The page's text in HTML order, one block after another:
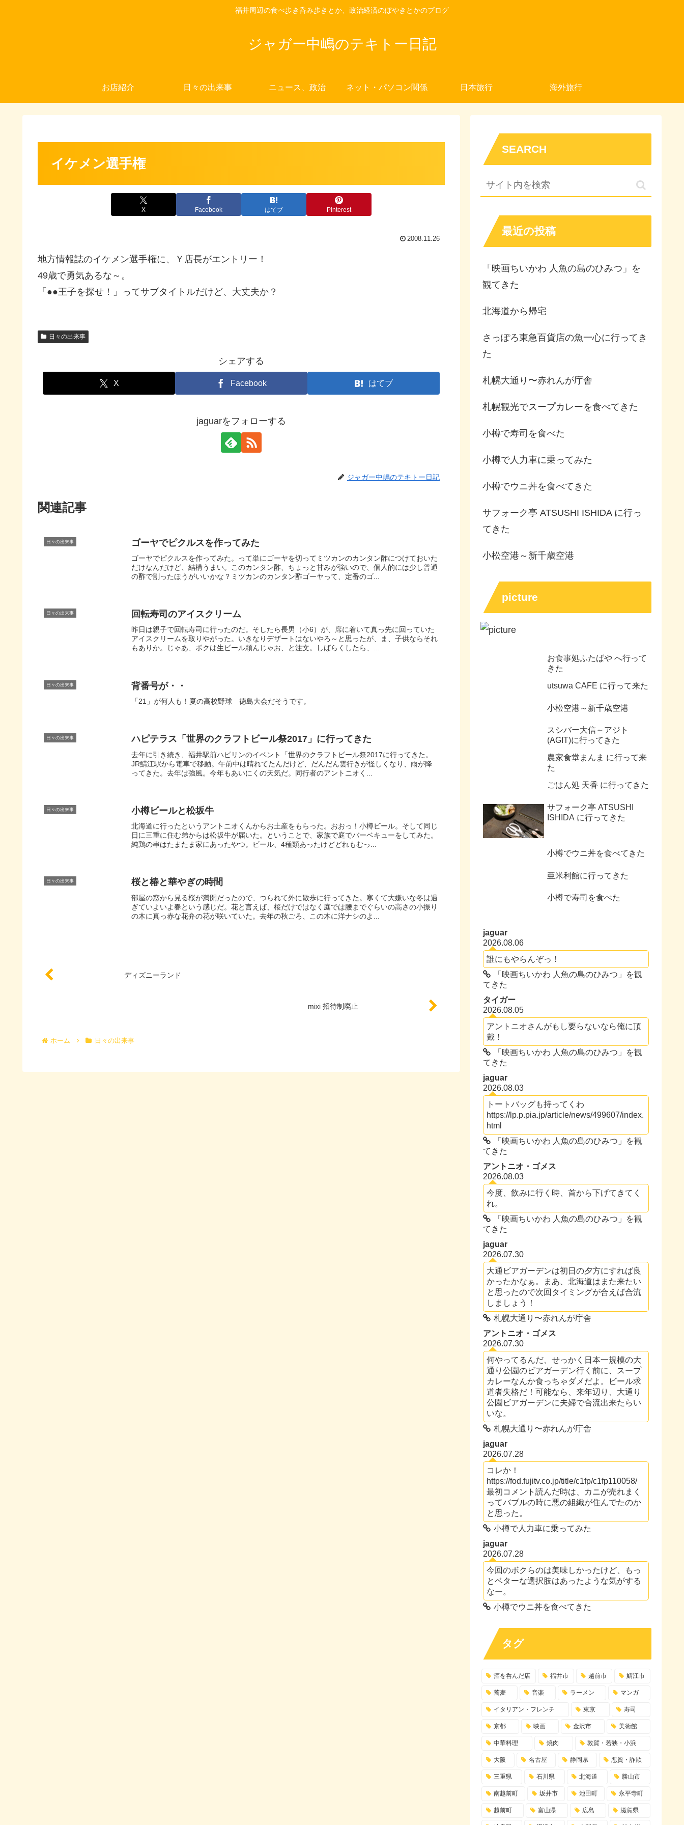
福井周辺の食べ歩き呑み歩きとか、政治経済のぼやきとかのブログ
ジャガー中嶋のテキトー日記
お店紹介 日々の出来事 ニュース、政治 ネット・パソコン関係 日本旅行 海外旅行
イケメン選手権
X Facebook はてブ Pinterest
2008.11.26
地方情報誌のイケメン選手権に、Ｙ店長がエントリー！
49歳で勇気あるな～。
「●●王子を探せ！」ってサブタイトルだけど、大丈夫か？
日々の出来事
シェアする
X Facebook はてブ
jaguarをフォローする
ジャガー中嶋のテキトー日記
関連記事
日々の出来事 ゴーヤでピクルスを作ってみた
ゴーヤでピクルスを作ってみた。って単にゴーヤを切ってミツカンのカンタン酢につけておいた
だけなんだけど、結構うまい。このカンタン酢、ちょっと甘みが強いので、個人的には少し普通
の酢で割ったほうがいいかな？ミツカンのカンタン酢ゴーヤって、定番のゴ...
日々の出来事 回転寿司のアイスクリーム
昨日は親子で回転寿司に行ったのだ。そしたら長男（小6）が、席に着いて真っ先に回っていた
アイスクリームを取りやがった。いきなりデザートはないやろ～と思ったが、ま、子供ならそれ
もありか。じゃあ、ボクは生ビール頼んじゃお、と注文。しばらくしたら、...
日々の出来事 背番号が・・
「21」が何人も！夏の高校野球 徳島大会だそうです。
日々の出来事 ハピテラス「世界のクラフトビール祭2017」に行ってきた
去年に引き続き、福井駅前ハピリンのイベント「世界のクラフトビール祭2017に行ってきた。
JR鯖江駅から電車で移動。午前中は晴れてたんだけど、だんだん雲行きが怪しくなり、雨が降
ってきた。去年は強風。今年もあいにくの天気だ。同行者のアントニオく...
日々の出来事 小樽ビールと松坂牛
北海道に行ったというアントニオくんからお土産をもらった。おおっ！小樽ビール。そして同じ
日に三重に住む弟からは松坂牛が届いた。ということで、家族で庭でバーベキューをしてみた。
純鶏の串はたまたま家にあったやつ。ビール、4種類あったけどどれもむっ...
日々の出来事 桜と椿と華やぎの時間
部屋の窓から見る桜が満開だったので、つられて外に散歩に行ってきた。寒くて大嫌いな冬は過
ぎていよいよ春という感じだ。花と言えば、桜だけではなく庭では腰までぐらいの高さの小振り
の木に真っ赤な花弁の花が咲いていた。去年の秋ごろ、この木に洋ナシのよ...
ディズニーランド
mixi 招待制廃止
ホーム 日々の出来事
SEARCH
最近の投稿
「映画ちいかわ 人魚の島のひみつ」を
観てきた
北海道から帰宅
さっぽろ東急百貨店の魚一心に行ってき
た
札幌大通り〜赤れんが庁舎
札幌観光でスープカレーを食べてきた
小樽で寿司を食べた
小樽で人力車に乗ってみた
小樽でウニ丼を食べてきた
サフォーク亭 ATSUSHI ISHIDA に行っ
てきた
小松空港～新千歳空港
picture
お食事処ふたばや へ行って
きた
utsuwa CAFE に行って来た
小松空港～新千歳空港
スシバー大信～アジト
(AGIT)に行ってきた
農家食堂まんま に行って来
た
ごはん処 天香 に行ってきた
サフォーク亭 ATSUSHI
ISHIDA に行ってきた
小樽でウニ丼を食べてきた
亜米利館に行ってきた
小樽で寿司を食べた
jaguar
2026.08.06
誰にもやらんぞっ！
「映画ちいかわ 人魚の島のひみつ」を観
てきた
タイガー
2026.08.05
アントニオさんがもし要らないなら俺に頂
戴！
「映画ちいかわ 人魚の島のひみつ」を観
てきた
jaguar
2026.08.03
トートバッグも持ってくわ
https://lp.p.pia.jp/article/news/499607/index.
html
「映画ちいかわ 人魚の島のひみつ」を観
てきた
アントニオ・ゴメス
2026.08.03
今度、飲みに行く時、首から下げてきてく
れ。
「映画ちいかわ 人魚の島のひみつ」を観
てきた
jaguar
2026.07.30
大通ビアガーデンは初日の夕方にすれば良
かったかなぁ。まあ、北海道はまた来たい
と思ったので次回タイミングが合えば合流
しましょう！
札幌大通り〜赤れんが庁舎
アントニオ・ゴメス
2026.07.30
何やってるんだ、せっかく日本一規模の大
通り公園のビアガーデン行く前に、スープ
カレーなんか食っちゃダメだよ。ビール求
道者失格だ！可能なら、来年辺り、大通り
公園ビアガーデンに夫婦で合流出来たらい
いな。
札幌大通り〜赤れんが庁舎
jaguar
2026.07.28
コレか！
https://fod.fujitv.co.jp/title/c1fp/c1fp110058/
最初コメント読んだ時は、カニが売れまく
ってバブルの時に悪の組織が住んでたのか
と思った。
小樽で人力車に乗ってみた
jaguar
2026.07.28
今回のボクらのは美味しかったけど、もっ
とベターな選択肢はあったような気がする
なー。
小樽でウニ丼を食べてきた
タグ
酒を呑んだ店 福井市 越前市 鯖江市
蕎麦 音楽 ラーメン マンガ
イタリアン・フレンチ 東京 寿司
京都 映画 金沢市 美術館
中華料理 焼肉 敦賀・若狭・小浜
大阪 名古屋 静岡県 悪質・詐欺
三重県 石川県 北海道 勝山市
南越前町 坂井市 池田町 永平寺町
越前町 富山県 広島 滋賀県